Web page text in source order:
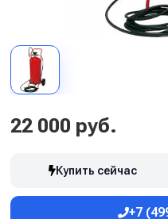
22 000 руб.
Купить сейчас
+7